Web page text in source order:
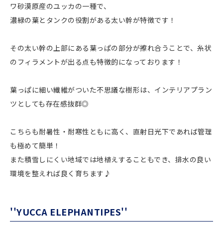
ワ砂漠原産のユッカの一種で、
濃緑の葉とタンクの役割がある太い幹が特徴です！
その太い幹の上部にある葉っぱの部分が擦れ合うことで、糸状
のフィラメントが出る点も特徴的になっております！
葉っぱに細い繊維がついた不思議な樹形は、インテリアプラン
ツとしても存在感抜群◎
こちらも耐暑性・耐寒性ともに高く、直射日光下であれば管理
も極めて簡単！
また積雪しにくい地域では地植えすることもでき、排水の良い
環境を整えれば良く育ちます♪
''YUCCA ELEPHANTIPES''